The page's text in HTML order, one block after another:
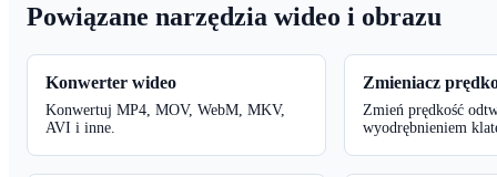
Powiązane narzędzia wideo i obrazu
Konwerter wideo
Konwertuj MP4, MOV, WebM, MKV,
AVI i inne.
Zmieniacz
Zmień prędkość
wyodrębnieniem